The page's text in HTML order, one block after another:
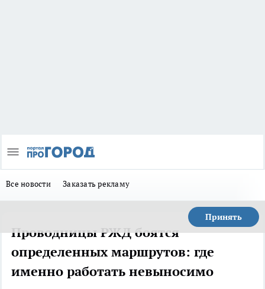
Все новости Заказать рекламу
Принять
Проводницы РЖД боятся
определенных маршрутов: где
именно работать невыносимо